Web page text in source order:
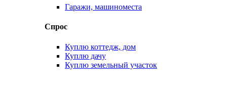
Гаражи, машиноместа
Спрос
Куплю коттедж, дом
Куплю дачу
Куплю земельный участок